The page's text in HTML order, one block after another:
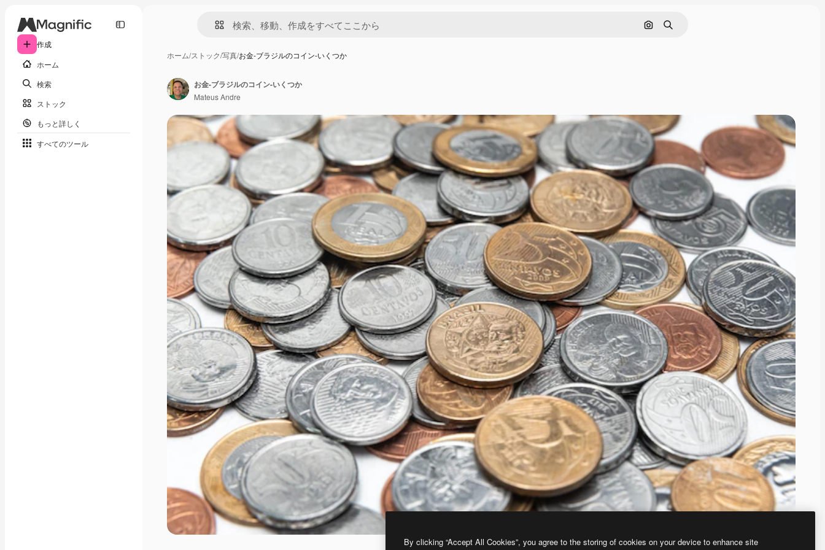
作成
ホーム
検索
ストック
もっと詳しく
すべてのツール
画像で検索
検索
ホーム/ストック/写真/お金-ブラジルのコイン-いくつか
お金-ブラジルのコイン-いくつか
Mateus Andre
By clicking “Accept All Cookies”, you agree to the storing of cookies on your device to enhance site